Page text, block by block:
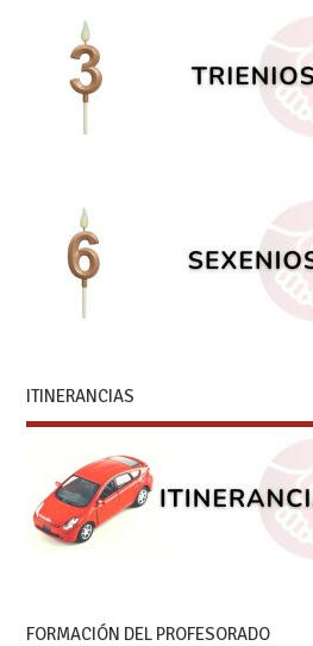
ITINERANCIAS
FORMACIÓN DEL PROFESORADO